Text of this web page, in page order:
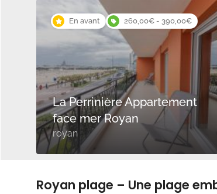
En avant 260,00€ - 390,00€
La Perrinière Appartement
face mer Royan
royan
Royan plage – Une plage